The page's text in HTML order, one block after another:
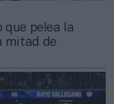
que pelea la
mitad de